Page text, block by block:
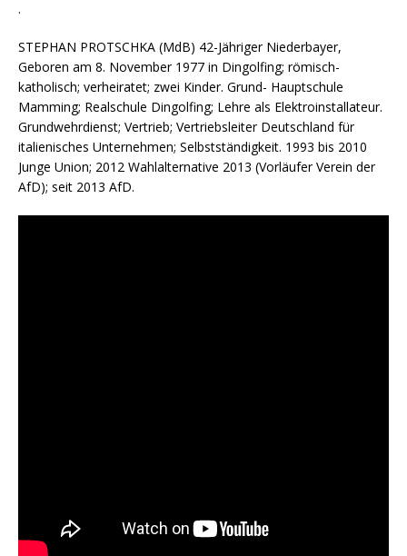
.
STEPHAN PROTSCHKA (MdB) 42-Jähriger Niederbayer,
Geboren am 8. November 1977 in Dingolfing; römisch-
katholisch; verheiratet; zwei Kinder. Grund- Hauptschule
Mamming; Realschule Dingolfing; Lehre als Elektroinstallateur.
Grundwehrdienst; Vertrieb; Vertriebsleiter Deutschland für
italienisches Unternehmen; Selbstständigkeit. 1993 bis 2010
Junge Union; 2012 Wahlalternative 2013 (Vorläufer Verein der
AfD); seit 2013 AfD.